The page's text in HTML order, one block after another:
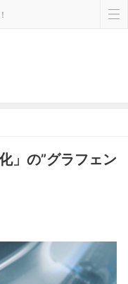
」の”グラフェン